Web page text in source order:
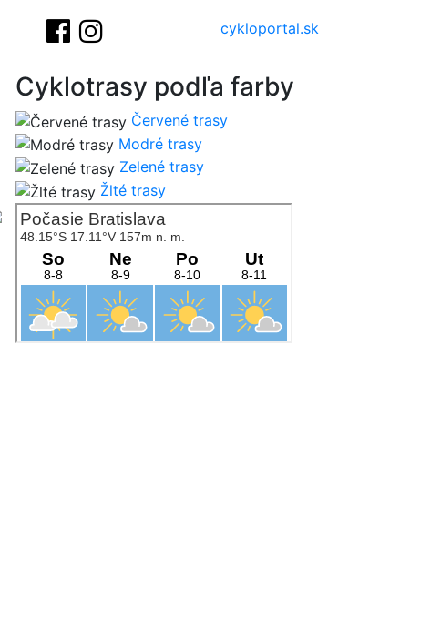
cykloportal.sk
Cyklotrasy podľa farby
Červené trasy
Modré trasy
Zelené trasy
Žlté trasy